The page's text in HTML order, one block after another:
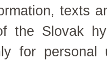
texts
the Slovak
for personal